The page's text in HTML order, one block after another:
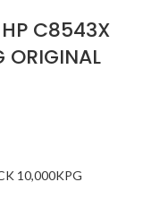
C8543X